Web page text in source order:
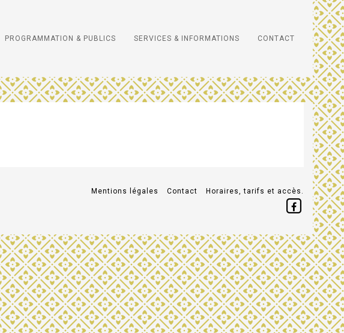
PROGRAMMATION & PUBLICS SERVICES & INFORMATIONS CONTACT
Mentions légales Contact Horaires, tarifs et accès.